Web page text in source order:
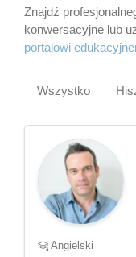
Znajdź
konwersacyjne lub
portalowi
Wszystko
Angielski